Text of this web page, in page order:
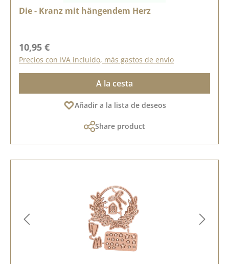
Die - Kranz mit hängendem Herz
Precio normal:
10,95 €
Precios con IVA incluido, más gastos de envío
A la cesta
Añadir a la lista de deseos
Share product